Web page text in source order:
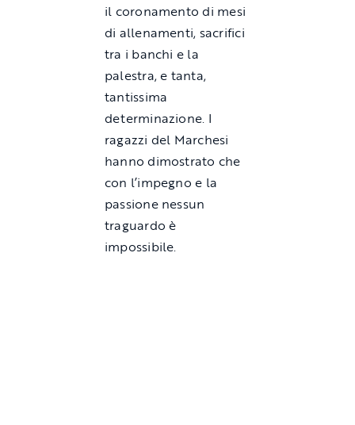
il coronamento di mesi
di allenamenti, sacrifici
tra i banchi e la
palestra, e tanta,
tantissima
determinazione. I
ragazzi del Marchesi
hanno dimostrato che
con l’impegno e la
passione nessun
traguardo è
impossibile.